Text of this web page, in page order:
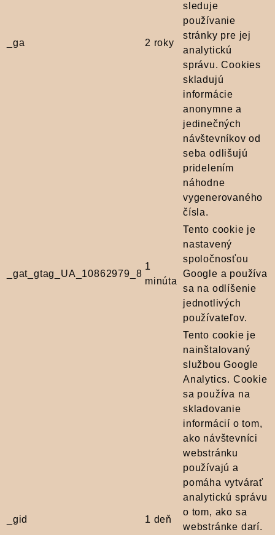
_ga 2 roky
sleduje
používanie
stránky pre jej
analytickú
správu. Cookies
skladujú
informácie
anonymne a
jedinečných
návštevníkov od
seba odlišujú
pridelením
náhodne
vygenerovaného
čísla.
_gat_gtag_UA_10862979_8
1
minúta
Tento cookie je
nastavený
spoločnosťou
Google a používa
sa na odlíšenie
jednotlivých
používateľov.
_gid 1 deň
Tento cookie je
nainštalovaný
službou Google
Analytics. Cookie
sa používa na
skladovanie
informácií o tom,
ako návštevníci
webstránku
používajú a
pomáha vytvárať
analytickú správu
o tom, ako sa
webstránke darí.